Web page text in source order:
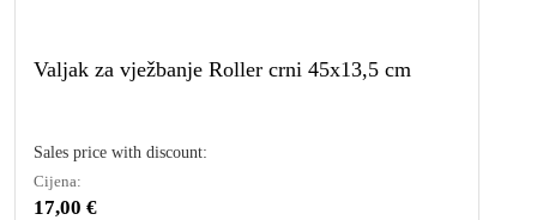
Valjak za vježbanje Roller crni 45x13,5 cm
Sales price with discount:
Cijena:
17,00 €